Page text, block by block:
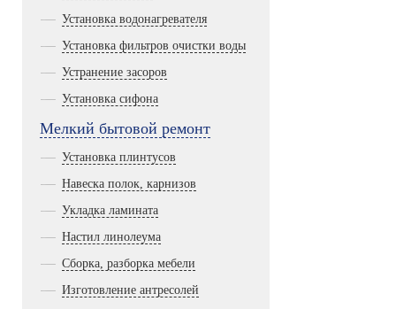
Установка водонагревателя
Установка фильтров очистки воды
Устранение засоров
Установка сифона
Мелкий бытовой ремонт
Установка плинтусов
Навеска полок, карнизов
Укладка ламината
Настил линолеума
Сборка, разборка мебели
Изготовление антресолей